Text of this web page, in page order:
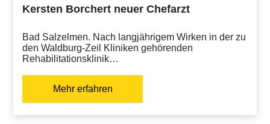
Kersten Borchert neuer Chefarzt
Bad Salzelmen. Nach langjährigem Wirken in der zu
den Waldburg-Zeil Kliniken gehörenden
Rehabilitationsklinik…
Mehr erfahren